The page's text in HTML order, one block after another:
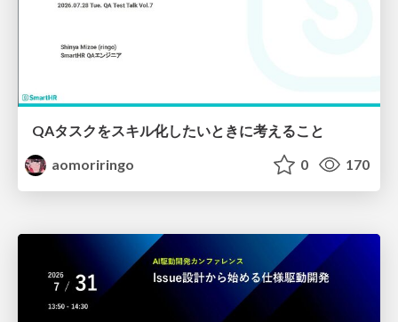
QAタスクをスキル化したいときに考えること
aomoriringo
0 170